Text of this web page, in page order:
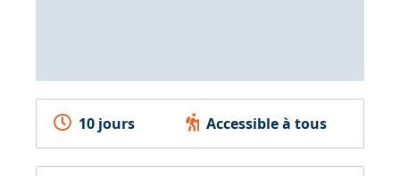
10 jours Accessible à tous